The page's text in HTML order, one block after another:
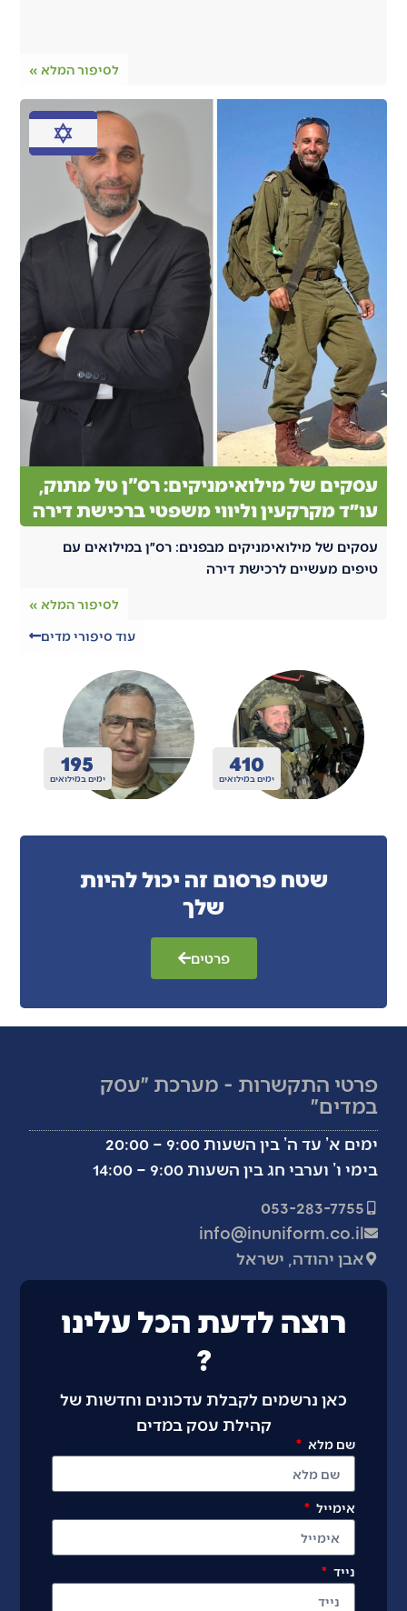
לסיפור המלא »
עסקים של מילואימניקים: רס"ן טל מתוק,
עו״ד מקרקעין וליווי משפטי ברכישת דירה
עסקים של מילואימניקים מבפנים: רס״ן במילואים עם
טיפים מעשיים לרכישת דירה
לסיפור המלא »
עוד סיפורי מדים
ימים במילואים
410
ימים במילואים
200
שטח פרסום זה יכול להיות
שלך
פרטים
פרטי התקשרות - מערכת ״עסק
במדים״
ימים א’ עד ה’ בין השעות 9:00 – 20:00
בימי ו’ וערבי חג בין השעות 9:00 – 14:00
053-283-7755
info@inuniform.co.il
אבן יהודה, ישראל
רוצה לדעת הכל עלינו
?
כאן נרשמים לקבלת עדכונים וחדשות של
קהילת עסק במדים
שם מלא
אימייל
נייד